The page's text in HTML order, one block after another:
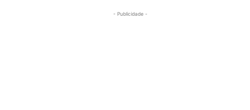
- Publicidade -